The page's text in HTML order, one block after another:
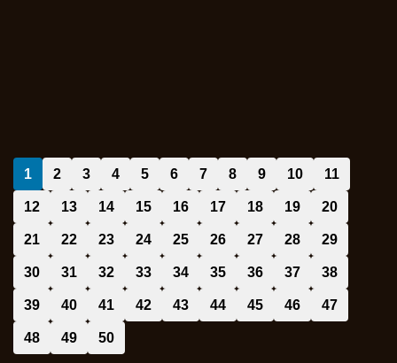
1 2 3 4 5 6 7 8 9 10 11
12 13 14 15 16 17 18 19 20
21 22 23 24 25 26 27 28 29
30 31 32 33 34 35 36 37 38
39 40 41 42 43 44 45 46 47
48 49 50